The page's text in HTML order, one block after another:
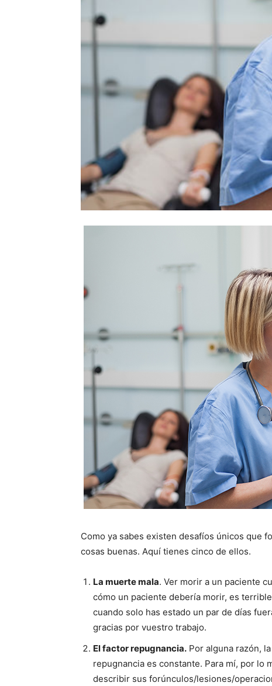
Como ya sabes existen desafíos únicos que
cosas buenas. Aquí tienes cinco de ellos.
La muerte mala. Ver morir a un paciente
cómo un paciente debería morir, es
cuando solo has estado un par de días
gracias por vuestro trabajo.
El factor repugnancia. Por alguna razón,
repugnancia es constante. Para mí, por lo
describir sus forúnculos/lesiones/